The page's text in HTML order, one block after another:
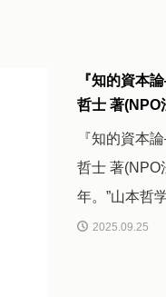
『知的資本
哲士 著(NPO
『知的資本
哲士 著(NPO
年。”山本哲
2025.09.25